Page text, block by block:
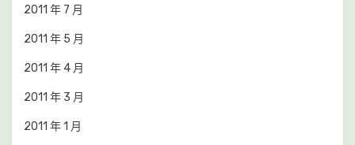
2011 年 7 月
2011 年 5 月
2011 年 4 月
2011 年 3 月
2011 年 1 月